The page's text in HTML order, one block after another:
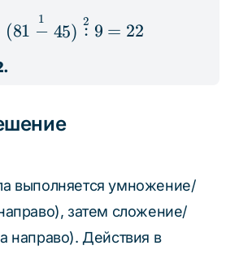
\text{б) } 18
(81 −
1
45) :
2 9 = 22
выполняется умножение/
затем сложение/
направо). Действия в